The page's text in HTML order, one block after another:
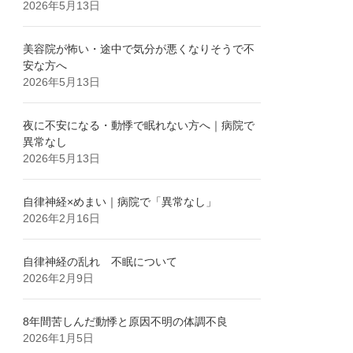
2026年5月13日
美容院が怖い・途中で気分が悪くなりそうで不
安な方へ
2026年5月13日
夜に不安になる・動悸で眠れない方へ｜病院で
異常なし
2026年5月13日
自律神経×めまい｜病院で「異常なし」
2026年2月16日
自律神経の乱れ 不眠について
2026年2月9日
8年間苦しんだ動悸と原因不明の体調不良
2026年1月5日